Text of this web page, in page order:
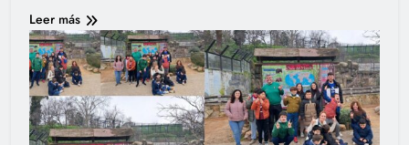
Leer más